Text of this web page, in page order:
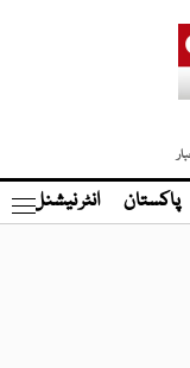
پاکستان انٹر نیشنل